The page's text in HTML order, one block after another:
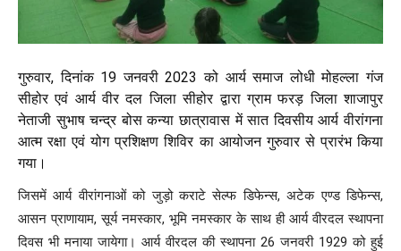
गुरुवार, दिनांक 19 जनवरी 2023 को आर्य समाज लोधी मोहल्ला गंज
सीहोर एवं आर्य वीर दल जिला सीहोर द्वारा ग्राम फरड़ जिला शाजापुर
नेताजी सुभाष चन्द्र बोस कन्या छात्रावास में सात दिवसीय आर्य वीरांगना
आत्म रक्षा एवं योग प्रशिक्षण शिविर का आयोजन गुरुवार से प्रारंभ किया
गया।
जिसमें आर्य वीरांगनाओं को जुड़ो कराटे सेल्फ डिफेन्स, अटेक एण्ड डिफेन्स,
आसन प्राणायाम, सूर्य नमस्कार, भूमि नमस्कार के साथ ही आर्य वीरदल स्थापना
दिवस भी मनाया जायेगा। आर्य वीरदल की स्थापना 26 जनवरी 1929 को हुई